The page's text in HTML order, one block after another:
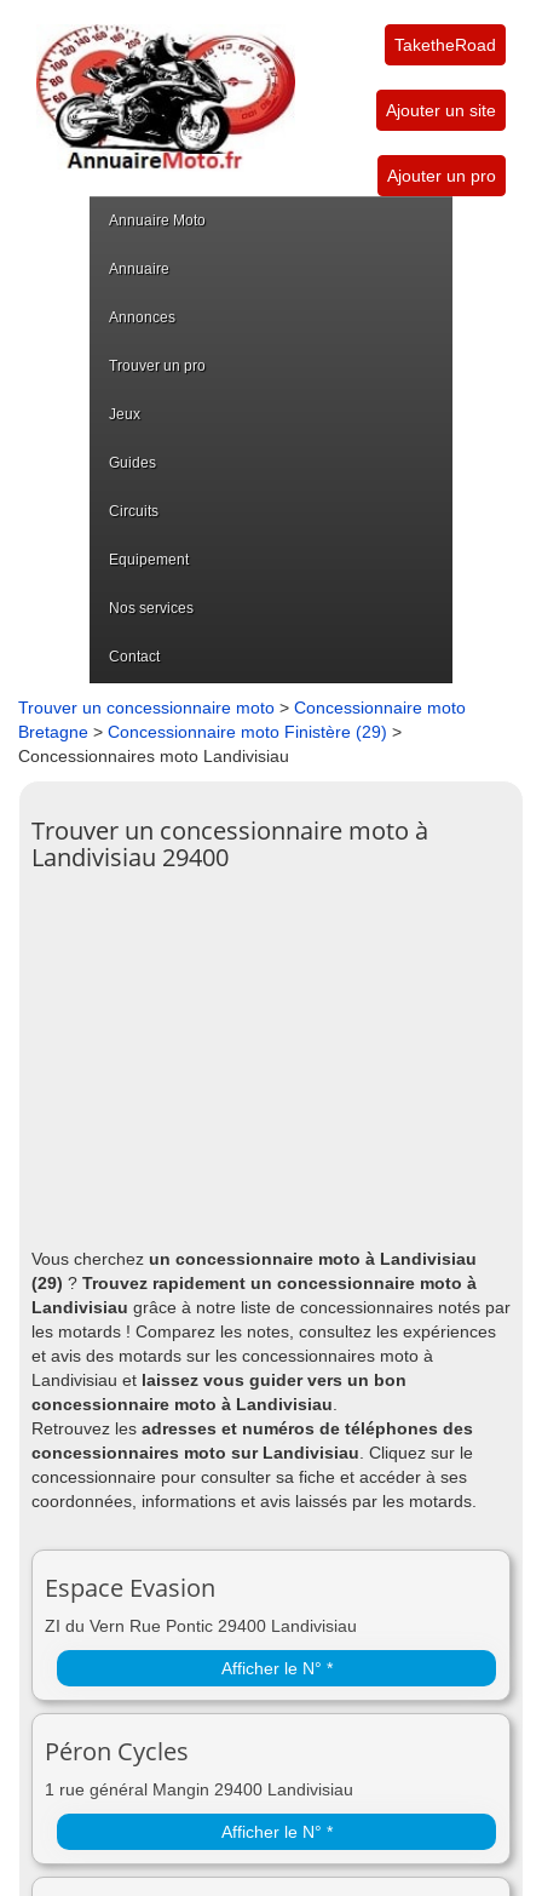
TaketheRoad
Ajouter un site
Ajouter un pro
Annuaire Moto
Annuaire
Annonces
Trouver un pro
Jeux
Guides
Circuits
Equipement
Nos services
Contact
Trouver un concessionnaire moto > Concessionnaire moto
Bretagne > Concessionnaire moto Finistère (29) >
Concessionnaires moto Landivisiau
Trouver un concessionnaire moto à
Landivisiau 29400
Vous cherchez un concessionnaire moto à Landivisiau
(29) ? Trouvez rapidement un concessionnaire moto à
Landivisiau grâce à notre liste de concessionnaires notés par
les motards ! Comparez les notes, consultez les expériences
et avis des motards sur les concessionnaires moto à
Landivisiau et laissez vous guider vers un bon
concessionnaire moto à Landivisiau
Retrouvez les adresses et numéros de téléphones des
concessionnaires moto sur Landivisiau . Cliquez sur le
concessionnaire pour consulter sa fiche et accéder à ses
coordonnées, informations et avis laissés par les motards.
Espace Evasion
ZI du Vern Rue Pontic 29400 Landivisiau
Afficher le N° *
Péron Cycles
1 rue général Mangin 29400 Landivisiau
Afficher le N° *